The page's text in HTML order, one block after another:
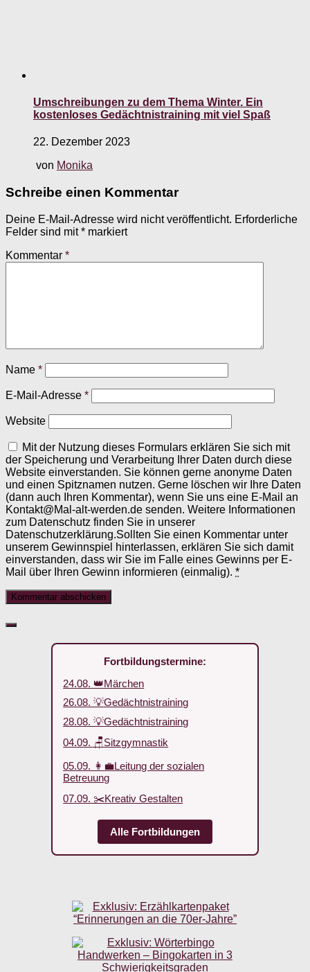
Umschreibungen zu dem Thema Winter. Ein
kostenloses Gedächtnistraining mit viel Spaß
22. Dezember 2023
von Monika
Schreibe einen Kommentar
Deine E-Mail-Adresse wird nicht veröffentlicht. Erforderliche
Felder sind mit* markiert
Kommentar *
Name *
E-Mail-Adresse *
Website
Mit der Nutzung dieses Formulars erklären Sie sich mit
der Speicherung und Verarbeitung Ihrer Daten durch diese
Website einverstanden. Sie können gerne anonyme Daten
und einen Spitznamen nutzen. Gerne löschen wir Ihre Daten
(dann auch Ihren Kommentar), wenn Sie uns eine E-Mail an
Kontakt@Mal-alt-werden.de senden. Weitere Informationen
zum Datenschutz finden Sie in unserer
Datenschutzerklärung.Sollten Sie einen Kommentar unter
unserem Gewinnspiel hinterlassen, erklären Sie sich damit
einverstanden, dass wir Sie im Falle eines Gewinns per E-
Mail über Ihren Gewinn informieren (einmalig). *
Fortbildungstermine:
24.08. 👑Märchen
26.08. 💡Gedächtnistraining
28.08. 💡Gedächtnistraining
04.09. 🪑Sitzgymnastik
05.09. 👩‍💼Leitung der sozialen
Betreuung
07.09. ✂️Kreativ Gestalten
Alle Fortbildungen